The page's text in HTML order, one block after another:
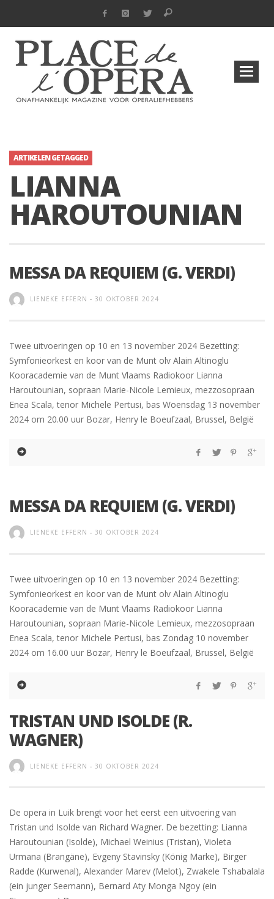
ARTIKELEN GETAGGED
LIANNA
HAROUTOUNIAN
MESSA DA REQUIEM (G. VERDI)
LIENEKE EFFERN - 30 OKTOBER 2024
Twee uitvoeringen op 10 en 13 november 2024 Bezetting:
Symfonieorkest en koor van de Munt olv Alain Altinoglu
Kooracademie van de Munt Vlaams Radiokoor Lianna
Haroutounian, sopraan Marie-Nicole Lemieux, mezzosopraan
Enea Scala, tenor Michele Pertusi, bas Woensdag 13 november
2024 om 20.00 uur Bozar, Henry le Boeufzaal, Brussel, België
MESSA DA REQUIEM (G. VERDI)
LIENEKE EFFERN - 30 OKTOBER 2024
Twee uitvoeringen op 10 en 13 november 2024 Bezetting:
Symfonieorkest en koor van de Munt olv Alain Altinoglu
Kooracademie van de Munt Vlaams Radiokoor Lianna
Haroutounian, sopraan Marie-Nicole Lemieux, mezzosopraan
Enea Scala, tenor Michele Pertusi, bas Zondag 10 november
2024 om 16.00 uur Bozar, Henry le Boeufzaal, Brussel, België
TRISTAN UND ISOLDE (R.
WAGNER)
LIENEKE EFFERN - 30 OKTOBER 2024
De opera in Luik brengt voor het eerst een uitvoering van
Tristan und Isolde van Richard Wagner. De bezetting: Lianna
Haroutounian (Isolde), Michael Weinius (Tristan), Violeta
Urmana (Brangäne), Evgeny Stavinsky (König Marke), Birger
Radde (Kurwenal), Alexander Marev (Melot), Zwakele Tshabalala
(ein junger Seemann), Bernard Aty Monga Ngoy (ein